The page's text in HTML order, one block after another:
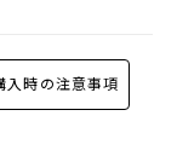
入時の注意事項